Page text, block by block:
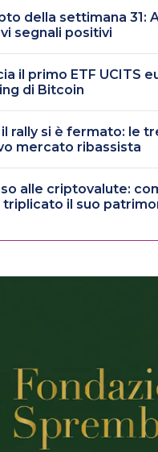
della settimana 31:
segnali positivi
il primo ETF UCITS
di Bitcoin
rally si è fermato: le
mercato ribassista
alle criptovalute:
triplicato il suo